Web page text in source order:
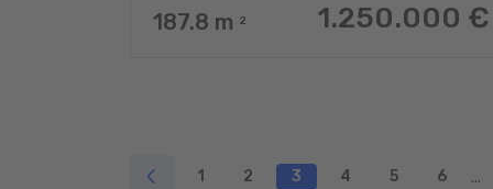
187.8 m 2 1.250.000 €
1 2 3 4 5 6 ...